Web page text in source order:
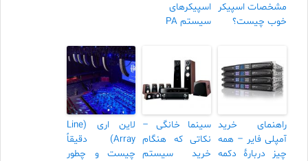
مشخصات اسپیکر
خوب چیست؟
اسپیکرهای
سیستم PA
راهنمای خرید
آمپلی فایر – همه
چیز دربارۀ دکمه
سینما خانگی –
نکاتی که هنگام
خرید سیستم
لاین اری (Line
Array) دقیقاً
چیست و چطور